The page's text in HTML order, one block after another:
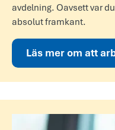
avd­eln­ing. Oavs­ett var
abs­olut framk­ant.
Läs mer om att